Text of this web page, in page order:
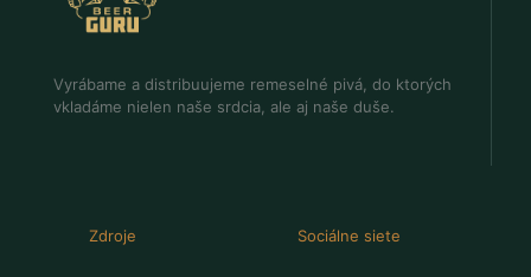
Vyrábame a distribuujeme remeselné pivá, do ktorých
vkladáme nielen naše srdcia, ale aj naše duše.
Zdroje Sociálne siete